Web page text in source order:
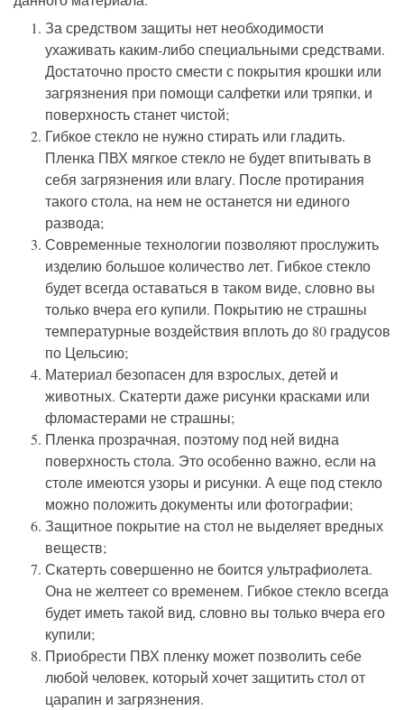
За средством защиты нет необходимости
ухаживать каким-либо специальными средствами.
Достаточно просто смести с покрытия крошки или
загрязнения при помощи салфетки или тряпки, и
поверхность станет чистой;
Гибкое стекло не нужно стирать или гладить.
Пленка ПВХ мягкое стекло не будет впитывать в
себя загрязнения или влагу. После протирания
такого стола, на нем не останется ни единого
развода;
Современные технологии позволяют прослужить
изделию большое количество лет. Гибкое стекло
будет всегда оставаться в таком виде, словно вы
только вчера его купили. Покрытию не страшны
температурные воздействия вплоть до 80 градусов
по Цельсию;
Материал безопасен для взрослых, детей и
животных. Скатерти даже рисунки красками или
фломастерами не страшны;
Пленка прозрачная, поэтому под ней видна
поверхность стола. Это особенно важно, если на
столе имеются узоры и рисунки. А еще под стекло
можно положить документы или фотографии;
Защитное покрытие на стол не выделяет вредных
веществ;
Скатерть совершенно не боится ультрафиолета.
Она не желтеет со временем. Гибкое стекло всегда
будет иметь такой вид, словно вы только вчера его
купили;
Приобрести ПВХ пленку может позволить себе
любой человек, который хочет защитить стол от
царапин и загрязнения.